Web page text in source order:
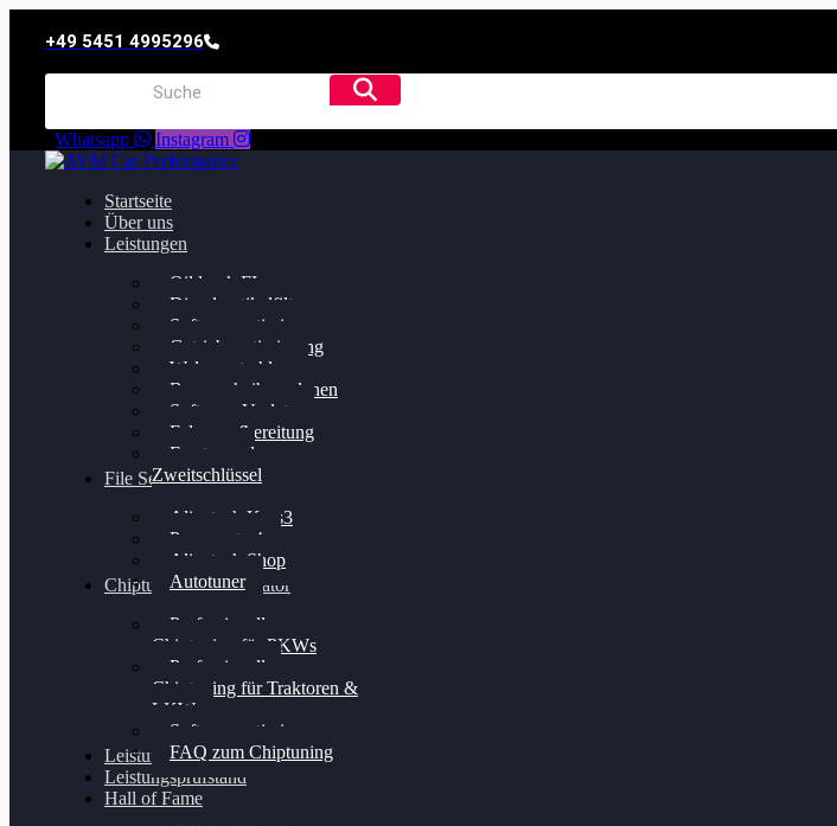
+49 5451 4995296
Whatsapp Instagram
Startseite
Über uns
Leistungen
Oildruck FIx
Dieselpartikelfilter
Softwareoptimierung
Getriebeoptimierung
Walnussstrahlen
Bremsscheiben planen
Software Update
Felgenaufbereitung
Ersatz- und
Zweitschlüssel
File Service
Alientech Kess3
Powergate 4
Alientech Shop
Autotuner
Chiptuning Konfigurator
Professionelles
Chiptuning für PKWs
Professionelles
Chiptuning für Traktoren &
LKW
Softwareoptimierung
FAQ zum Chiptuning
Leistungsmessung
Leistungsprüfstand
Hall of Fame